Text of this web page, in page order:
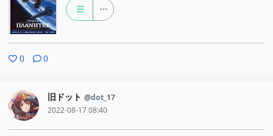
0 0
旧ドット @dot_17
2022-08-17 08:40